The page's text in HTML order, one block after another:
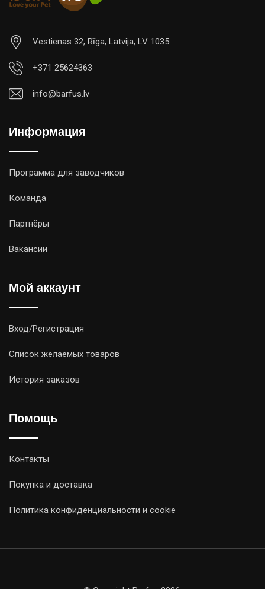
Vestienas 32, Rīga, Latvija, LV 1035
+371 25624363
info@barfus.lv
Информация
Программа для заводчиков
Команда
Партнёры
Вакансии
Мой аккаунт
Вход/Регистрация
Список желаемых товаров
История заказов
Помощь
Контакты
Покупка и доставка
Политика конфиденциальности и cookie